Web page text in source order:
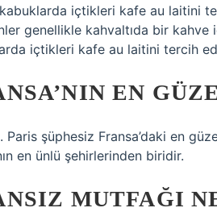
içtikleri kafe au laitini
genellikle kahvaltıda bir
içtikleri kafe au laitini tercih
EN
Paris şüphesiz Fransa’daki en
en ünlü şehirlerinden biridir.
MUTFAĞI